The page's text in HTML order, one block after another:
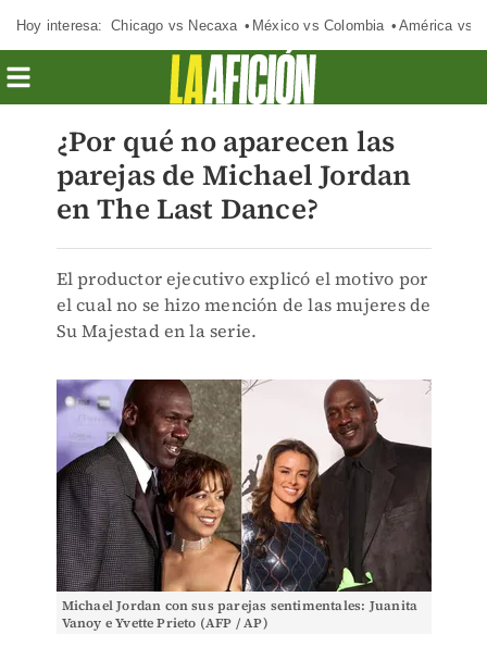
Hoy interesa: Chicago vs Necaxa México vs Colombia América vs
¿Por qué no aparecen las
parejas de Michael Jordan
en The Last Dance?
El productor ejecutivo explicó el motivo por
el cual no se hizo mención de las mujeres de
Su Majestad en la serie.
Michael Jordan con sus parejas sentimentales: Juanita
Vanoy e Yvette Prieto (AFP / AP)